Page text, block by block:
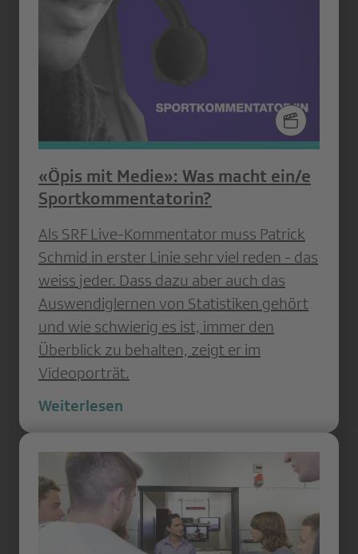
«Öpis mit Medie»: Was macht ein/e
Sportkommentatorin?
Als SRF Live-Kommentator muss Patrick
Schmid in erster Linie sehr viel reden - das
weiss jeder. Dass dazu aber auch das
Auswendiglernen von Statistiken gehört
und wie schwierig es ist, immer den
Überblick zu behalten, zeigt er im
Videoporträt.
Weiterlesen